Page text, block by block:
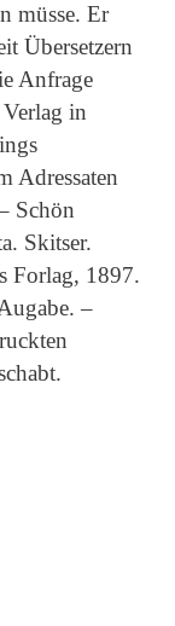
müsse. Er
Übersetzern
Anfrage
in
Adressaten
Schön
Skitser.
Forlag, 1897.
–